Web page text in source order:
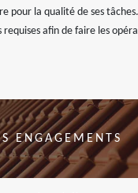
pour la qualité de ses
afin de faire les
ENGAGEMENTS